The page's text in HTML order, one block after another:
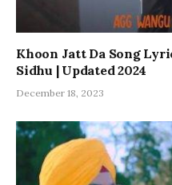
Khoon Jatt Da Song
Sidhu | Updated 2024
December 18, 2023